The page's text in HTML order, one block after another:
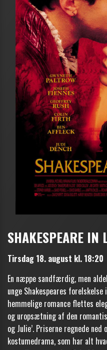
SHAKESPEARE IN
Tirsdag 18. august kl. 18:20
En næppe sandfærdig, men
unge Shakespeares
hemmelige romance flettes
og uropsætning af den
og Julie’. Priserne regnede
kostumedrama, som har alt